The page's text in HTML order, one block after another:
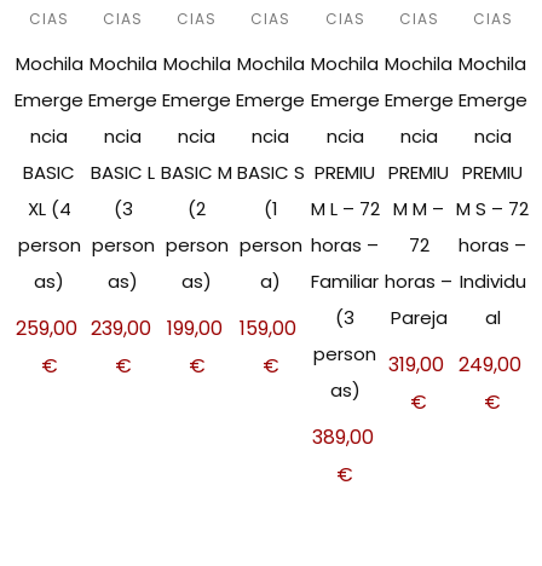
CIAS
Mochila
Emerge
ncia
BASIC
XL (4
person
as)
259,00
€
CIAS
Mochila
Emerge
ncia
BASIC L
(3
person
as)
239,00
€
CIAS
Mochila
Emerge
ncia
BASIC M
(2
person
as)
199,00
€
CIAS
Mochila
Emerge
ncia
BASIC S
(1
person
a)
159,00
€
CIAS
Mochila
Emerge
ncia
PREMIU
M L – 72
horas –
Familiar
(3
person
as)
389,00
€
CIAS
Mochila
Emerge
ncia
PREMIU
M M –
72
horas –
Pareja
319,00
€
CIAS
Mochila
Emerge
ncia
PREMIU
M S – 72
horas –
Individu
al
249,00
€